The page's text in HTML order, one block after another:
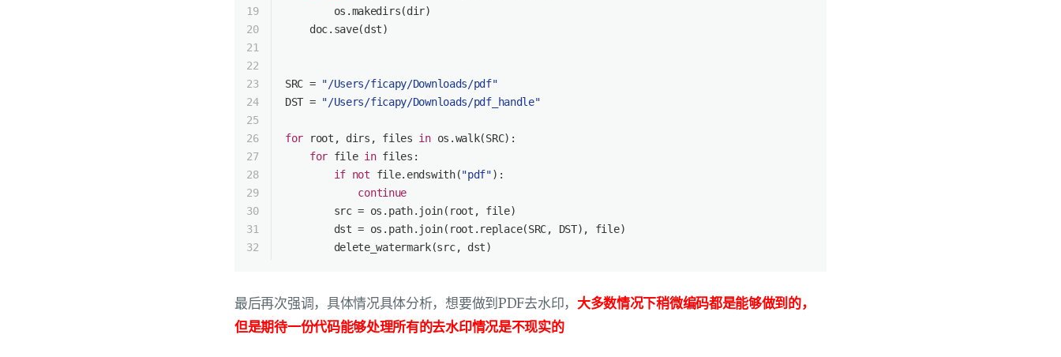
19
20
21
22
23
24
25
26
27
28
29
30
31
32
        os.makedirs(
dir)
    doc.save(dst)
SRC = "/Users/ficapy/Downloads/pdf"
DST = "/Users/ficapy/Downloads/pdf_handle"
for root, dirs, files in os.walk(SRC):
for file in files:
if not file.endswith("pdf"):
continue
        src = os.path.join(root, file)
        dst = os.path.join(root.replace(SRC, DST), file)
        delete_watermark(src, dst)
最后再次强调，具体情况具体分析，想要做到PDF去水印， 大多数情况下稍微编码都是能够做到的，
但是期待一份代码能够处理所有的去水印情况是不现实的